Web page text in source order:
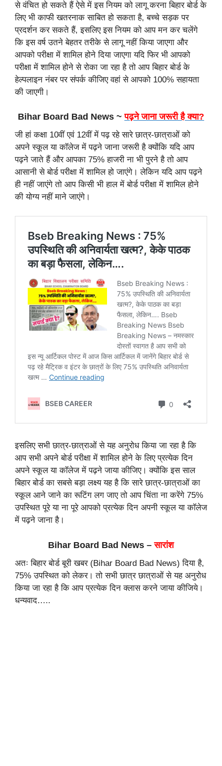
से वंचित हो सकते हैं ऐसे में इस नियम को लागू करना बिहार बोर्ड के
लिए भी काफी खतरनाक साबित हो सकता है, बच्चे सड़क पर
प्रदर्शन कर सकते हैं, इसलिए इस नियम को आप मन कर चलेंगे
कि इस वर्ष उतने बेहतर तरीके से लागू नहीं किया जाएगा और
आपको परीक्षा में शामिल होने दिया जाएगा यदि फिर भी आपको
परीक्षा में शामिल होने से रोका जा रहा है तो आप बिहार बोर्ड के
हेल्पलाइन नंबर पर संपर्क कीजिए वहां से आपको 100% सहायता
की जाएगी।
Bihar Board Bad News ~पढ़ने जाना जरूरी है क्या?
जी हां कक्षा 10वीं एवं 12वीं में पढ़ रहे सारे छात्र-छात्राओं को
अपने स्कूल या कॉलेज में पढ़ने जाना जरूरी है क्योंकि यदि आप
पढ़ने जाते हैं और आपका 75% हाजरी ना भी पुरने है तो आप
आसानी से बोर्ड परीक्षा में शामिल हो जाएंगे। लेकिन यदि आप पढ़ने
ही नहीं जाएंगे तो आप किसी भी हाल में बोर्ड परीक्षा में शामिल होने
की योग्य नहीं माने जाएंगे।
इसलिए सभी छात्र-छात्राओं से यह अनुरोध किया जा रहा है कि
आप सभी अपने बोर्ड परीक्षा में शामिल होने के लिए प्रत्येक दिन
अपने स्कूल या कॉलेज में पढ़ने जाया कीजिए। क्योंकि इस साल
बिहार बोर्ड का सबसे बड़ा लक्ष्य यह है कि सारे छात्र-छात्राओं का
स्कूल आने जाने का रूटिंग लग जाए तो आप चिंता ना करेंगे 75%
उपस्थित पूरे या ना पूरे आपको प्रत्येक दिन अपनी स्कूल या कॉलेज
में पढ़ने जाना है।
Bihar Board Bad News –सारांश
अतः बिहार बोर्ड बूरी खबर (Bihar Board Bad News) दिया है,
75% उपस्थित को लेकर। तो सभी छात्र छात्राओं से यह अनुरोध
किया जा रहा है कि आप प्रत्येक दिन क्लास करने जाया कीजिये।
धन्यवाद…..